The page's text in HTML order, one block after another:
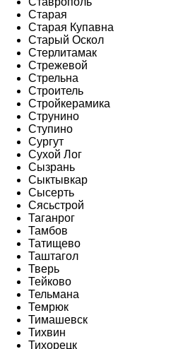
Старая
Старая Купавна
Старый Оскол
Стерлитамак
Стрежевой
Стрельна
Строитель
Стройкерамика
Струнино
Ступино
Сургут
Сухой Лог
Сызрань
Сыктывкар
Сысерть
Сясьстрой
Таганрог
Тамбов
Татищево
Таштагол
Тверь
Тейково
Тельмана
Темрюк
Тимашевск
Тихвин
Тихорецк